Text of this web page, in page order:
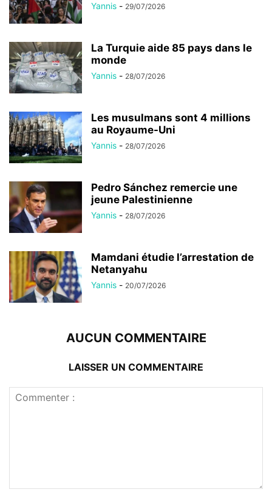
Yannis - 29/07/2026
La Turquie aide 85 pays dans le
monde
Yannis - 28/07/2026
Les musulmans sont 4 millions
au Royaume-Uni
Yannis - 28/07/2026
Pedro Sánchez remercie une
jeune Palestinienne
Yannis - 28/07/2026
Mamdani étudie l’arrestation de
Netanyahu
Yannis - 20/07/2026
AUCUN COMMENTAIRE
LAISSER UN COMMENTAIRE